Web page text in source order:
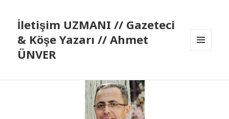
İletişim UZMANI // Gazeteci
& Köşe Yazarı // Ahmet
ÜNVER